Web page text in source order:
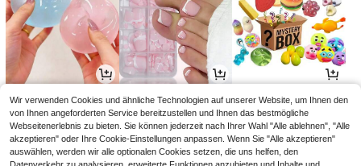
5,08€ 4,73€ 6,45€
Wir verwenden Cookies und ähnliche Technologien auf unserer Website, um Ihnen den
von Ihnen angeforderten Service bereitzustellen und Ihnen das bestmögliche
Webseitenerlebnis zu bieten. Sie können jederzeit nach Ihrer Wahl "Alle ablehnen", "Alle
akzeptieren" oder Ihre Cookie-Einstellungen anpassen. Wenn Sie "Alle akzeptieren"
auswählen, werden wir alle optionalen Cookies setzen, die uns helfen, den